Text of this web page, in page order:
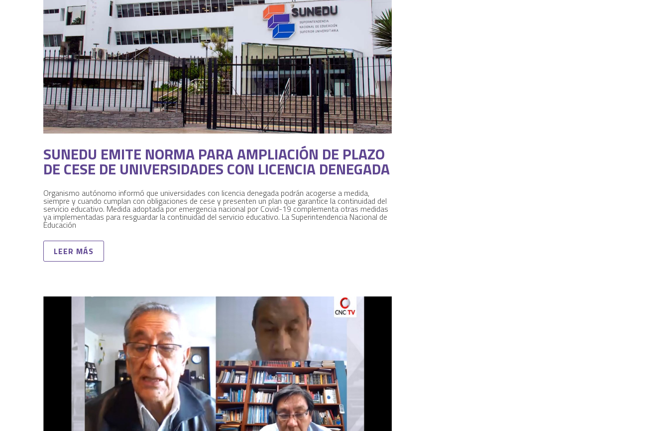
SUNEDU EMITE NORMA PARA AMPLIACIÓN DE PLAZO
DE CESE DE UNIVERSIDADES CON LICENCIA DENEGADA
Organismo autónomo informó que universidades con licencia denegada podrán acogerse a medida,
siempre y cuando cumplan con obligaciones de cese y presenten un plan que garantice la continuidad del
servicio educativo. Medida adoptada por emergencia nacional por Covid-19 complementa otras medidas
ya implementadas para resguardar la continuidad del servicio educativo. La Superintendencia Nacional de
Educación
LEER MÁS